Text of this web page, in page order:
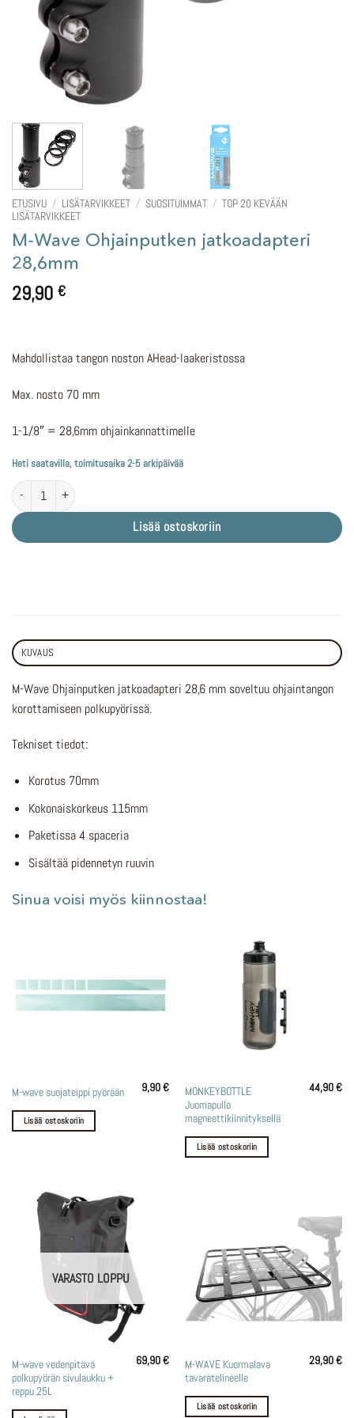
ETUSIVU / LISÄTARVIKKEET / SUOSITUIMMAT / TOP 20 KEVÄÄN
LISÄTARVIKKEET
M-Wave Ohjainputken jatkoadapteri
28,6mm
29,90 €
Mahdollistaa tangon noston AHead-laakeristossa
Max. nosto 70 mm
1-1/8″ = 28,6mm ohjainkannattimelle
Heti saatavilla, toimitusaika 2-5 arkipäivää
M-Wave Ohjainputken jatkoadapteri 28,6mm määrä
Lisää ostoskoriin
KUVAUS
M-Wave Ohjainputken jatkoadapteri 28,6 mm soveltuu ohjaintangon
korottamiseen polkupyörissä.
Tekniset tiedot:
Korotus 70mm
Kokonaiskorkeus 115mm
Paketissa 4 spaceria
Sisältää pidennetyn ruuvin
Sinua voisi myös kiinnostaa!
M-wave suojateippi pyörään 9,90€
Lisää ostoskoriin
MONKEYBOTTLE
Juomapullo
magneettikiinnityksellä
44,90€
Lisää ostoskoriin
VARASTO LOPPU
M-wave vedenpitävä
polkupyörän sivulaukku +
reppu 25L
69,90€
M-WAVE Kuormalava
tavaratelineelle
29,90€
Lisää ostoskoriin